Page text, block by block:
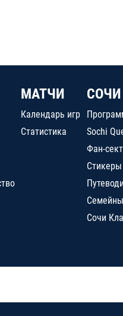
МАТЧИ
Календарь игр
Статистика
Sochi
Фан-
Стикеры
Сочи